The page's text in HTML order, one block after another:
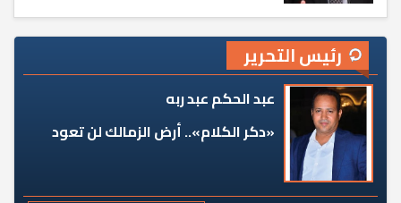
رئيس التحرير
عبد الحكم عبد ربه
«دكر الكلام».. أرض الزمالك لن تعود